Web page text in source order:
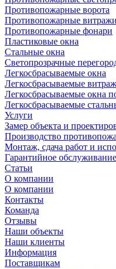
Противопожарные ворота
Противопожарные витражи
Противопожарные фонари
Пластиковые окна
Стальные окна
Светопрозрачные
Легкосбрасываемые окна
Легкосбрасываемые
Легкосбрасываемые окна
Легкосбрасываемые
Услуги
Замер объекта и
Производство
Монтаж, сдача работ и
Гарантийное обслуживание
Статьи
О компании
О компании
Контакты
Команда
Отзывы
Наши объекты
Наши клиенты
Информация
Поставщикам